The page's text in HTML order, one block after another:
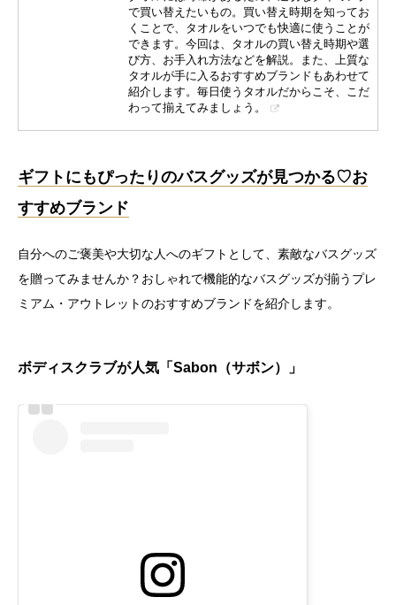
で買い替えたいもの。買い替え時期を知ってお
くことで、タオルをいつでも快適に使うことが
できます。今回は、タオルの買い替え時期や選
び方、お手入れ方法などを解説。また、上質な
タオルが手に入るおすすめブランドもあわせて
紹介します。毎日使うタオルだからこそ、こだ
わって揃えてみましょう。
ギフトにもぴったりのバスグッズが見つかる♡お
すすめブランド
自分へのご褒美や大切な人へのギフトとして、素敵なバスグッズ
を贈ってみませんか？おしゃれで機能的なバスグッズが揃うプレ
ミアム・アウトレットのおすすめブランドを紹介します。
ボディスクラブが人気「Sabon（サボン）」